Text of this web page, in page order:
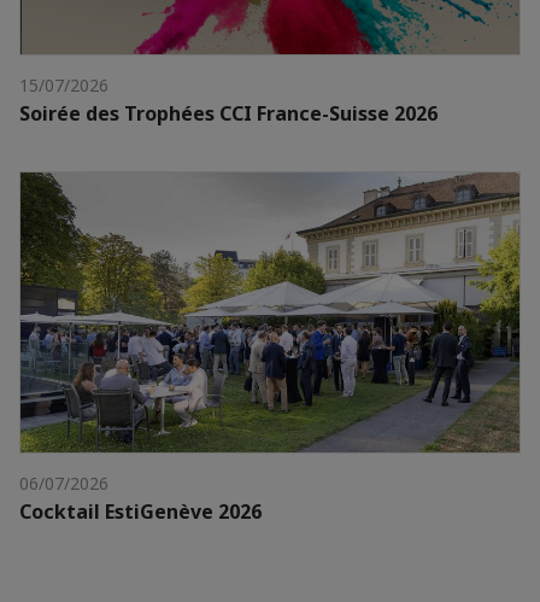
15/07/2026
Soirée des Trophées CCI France-Suisse 2026
06/07/2026
Cocktail EstiGenève 2026